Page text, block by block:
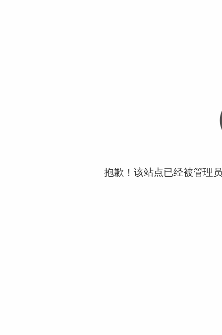
抱歉！该站点已经被管理